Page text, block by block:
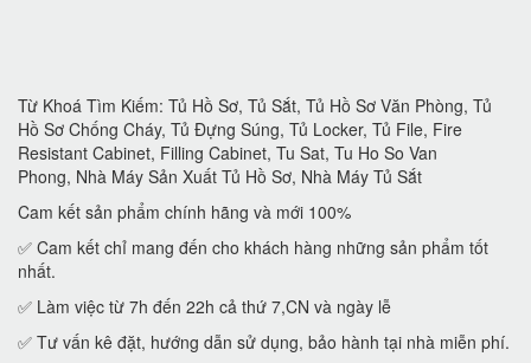
Từ Khoá Tìm Kiếm: Tủ Hồ Sơ, Tủ Sắt, Tủ Hồ Sơ Văn Phòng, Tủ
Hồ Sơ Chống Cháy, Tủ Đựng Súng, Tủ Locker, Tủ File, Fire
Resistant Cabinet, Filling Cabinet, Tu Sat, Tu Ho So Van
Phong, Nhà Máy Sản Xuất Tủ Hồ Sơ, Nhà Máy Tủ Sắt
Cam kết sản phẩm chính hãng và mới 100%
✅ Cam kết chỉ mang đến cho khách hàng những sản phẩm tốt
nhất.
✅ Làm việc từ 7h đến 22h cả thứ 7,CN và ngày lễ
✅ Tư vấn kê đặt, hướng dẫn sử dụng, bảo hành tại nhà miễn phí.